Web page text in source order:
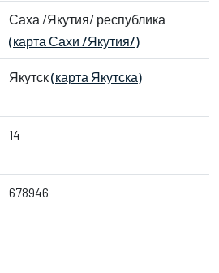
Саха /Якутия/ республика
(карта Сахи /Якутия/)
Якутск(карта Якутска)
14
678946